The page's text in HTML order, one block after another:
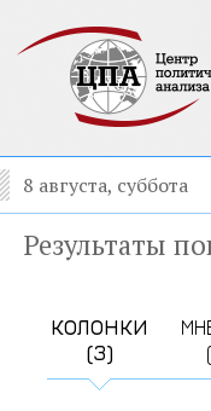
8 августа, суббота
Результаты
КОЛОНКИ
(3)